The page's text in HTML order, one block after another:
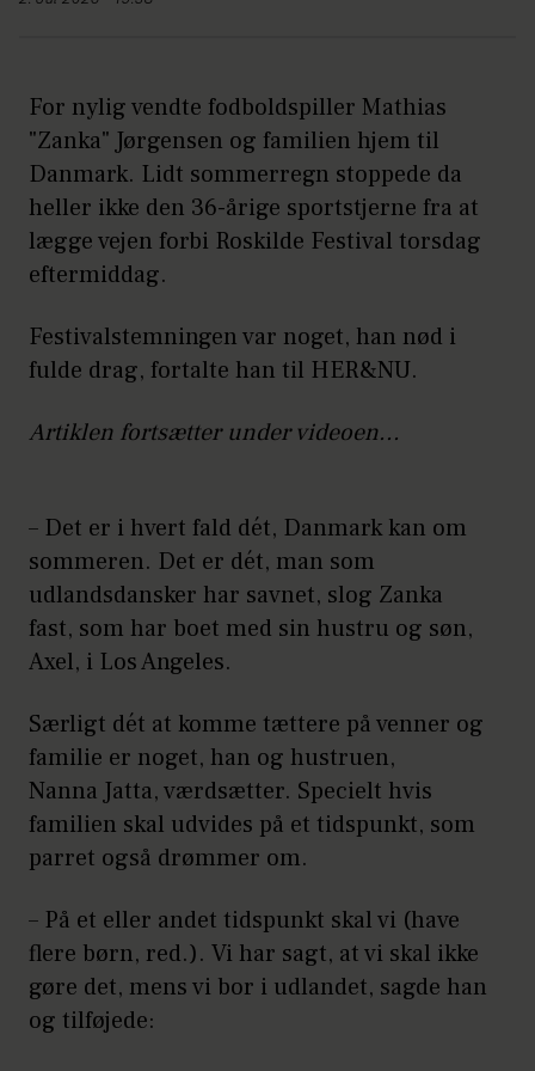
For nylig vendte fodboldspiller Mathias
"Zanka" Jørgensen og familien hjem til
Danmark. Lidt sommerregn stoppede da
heller ikke den 36-årige sportstjerne fra at
lægge vejen forbi Roskilde Festival torsdag
eftermiddag.
Festivalstemningen var noget, han nød i
fulde drag, fortalte han til HER&NU.
Artiklen fortsætter under videoen...
– Det er i hvert fald dét, Danmark kan om
sommeren. Det er dét, man som
udlandsdansker har savnet, slog Zanka
fast, som har boet med sin hustru og søn,
Axel, i Los Angeles.
Særligt dét at komme tættere på venner og
familie er noget, han og hustruen,
Nanna Jatta, værdsætter. Specielt hvis
familien skal udvides på et tidspunkt, som
parret også drømmer om.
– På et eller andet tidspunkt skal vi (have
flere børn, red.). Vi har sagt, at vi skal ikke
gøre det, mens vi bor i udlandet, sagde han
og tilføjede: